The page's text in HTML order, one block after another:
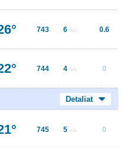
743 6 m/s 0.6
744 4 m/s 0
Detaliat
745 5 m/s 0